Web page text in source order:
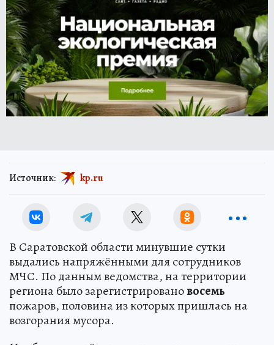
Источник: kp.ru
В Саратовской области минувшие сутки
выдались напряжёнными для сотрудников
МЧС. По данным ведомства, на территории
региона было зарегистрировановосемь
пожаров, половина из которых пришлась на
возгорания мусора.